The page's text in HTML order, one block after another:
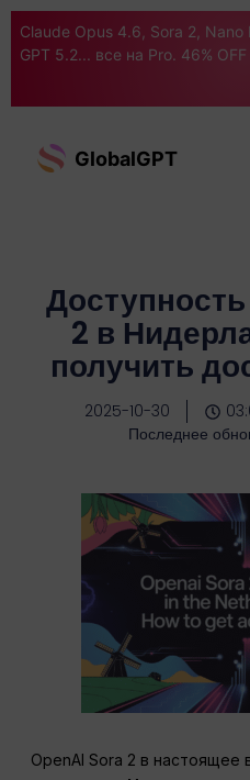
Claude Opus 4.6, Sora 2, Nano
GPT 5.2... все на Pro. 46% OFF
GlobalGPT
2 в
получить
2025-10-30
Последнее
OpenAI Sora 2 в настоящее